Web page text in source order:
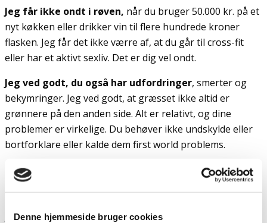
Denne hjemmeside bruger cookies
Jeg får ikke ondt i røven, når du bruger 50.000 kr. på et
nyt køkken eller drikker vin til flere hundrede kroner
flasken. Jeg får det ikke værre af, at du går til cross-fit
eller har et aktivt sexliv. Det er dig vel ondt.
Jeg ved godt, du også har udfordringer, smerter og
bekymringer. Jeg ved godt, at græsset ikke altid er
grønnere på den anden side. Alt er relativt, og dine
problemer er virkelige. Du behøver ikke undskylde eller
bortforklare eller kalde dem first world problems.
Mit liv kan virke trist
. Men jeg har fundet noget, jeg
ikke havde før. Noget ægte. En styrke, en glæde, en
jeg skrige. Men jeg kan stadig smile og grine og føle